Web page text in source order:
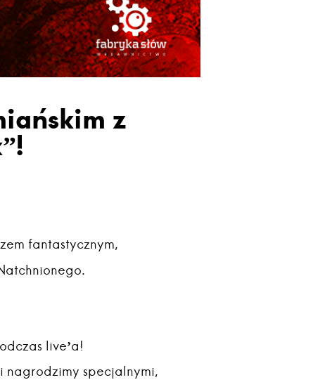
z
fantastycznym,
live’a!
nagrodzimy specjalnymi,